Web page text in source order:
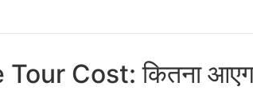
Cost: कितना